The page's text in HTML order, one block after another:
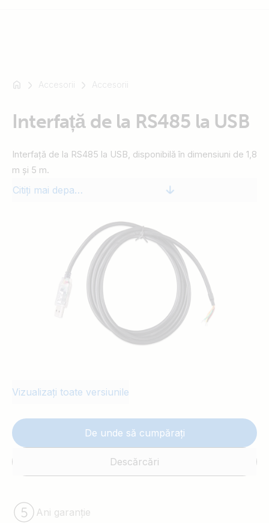
SmartSolar
Multiplus-
Orion
XS
SmartShunt
Accesorii Accesorii
Interfață de la RS485 la USB
Interfață de la RS485 la USB, disponibilă în dimensiuni de 1,8
m și 5 m.
Citiți mai departe
Vizualizați toate versiunile
De unde să cumpărați
Descărcări
Ani garanție